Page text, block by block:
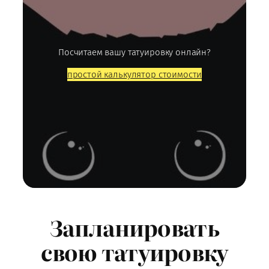
Посчитаем вашу татуировку онлайн?
простой калькулятор стоимости
Запланировать
свою татуировку